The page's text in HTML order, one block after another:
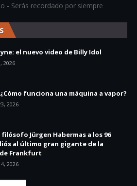
- Serás recordado por siempre
el nuevo video de Billy Idol
2026
funciona una máquina a vapor?
2026
Jürgen Habermas a los 96
al último gran gigante de la
de Frankfurt
2026